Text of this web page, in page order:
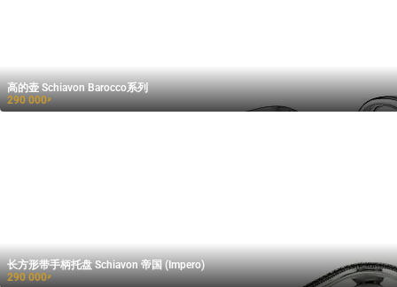
高的壶 Schiavon Barocco系列
290 000₽
长方形带手柄托盘 Schiavon 帝国 (Impero)
290 000₽